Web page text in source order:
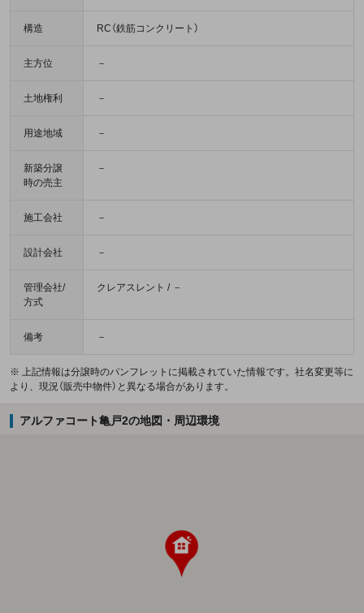
構造 RC（鉄筋コンクリート）
主方位 －
土地権利 －
用途地域 －
新築分譲
時の売主
－
施工会社 －
設計会社 －
管理会社/
方式
クレアスレント / －
備考 －
※ 上記情報は分譲時のパンフレットに掲載されていた情報です。社名変更等に
より、現況（販売中物件）と異なる場合があります。
アルファコート亀戸2の地図・周辺環境